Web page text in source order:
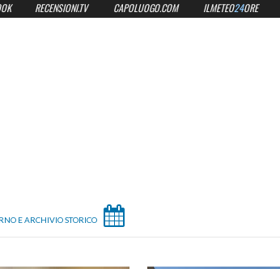
RECENSIONI.TV CAPOLUOGO.COM ILMETEO24ORE